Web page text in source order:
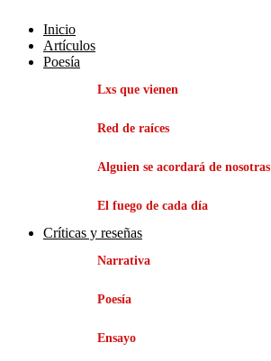
Inicio
Artículos
Poesía
Lxs que vienen
Red de raíces
Alguien se acordará de nosotras
El fuego de cada día
Críticas y reseñas
Narrativa
Poesía
Ensayo